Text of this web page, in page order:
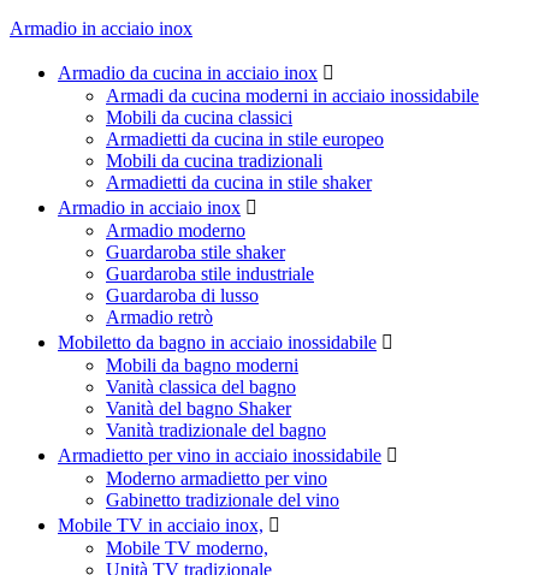
Armadio in acciaio inox
Armadio da cucina in acciaio inox 
Armadi da cucina moderni in acciaio inossidabile
Mobili da cucina classici
Armadietti da cucina in stile europeo
Mobili da cucina tradizionali
Armadietti da cucina in stile shaker
Armadio in acciaio inox 
Armadio moderno
Guardaroba stile shaker
Guardaroba stile industriale
Guardaroba di lusso
Armadio retrò
Mobiletto da bagno in acciaio inossidabile 
Mobili da bagno moderni
Vanità classica del bagno
Vanità del bagno Shaker
Vanità tradizionale del bagno
Armadietto per vino in acciaio inossidabile 
Moderno armadietto per vino
Gabinetto tradizionale del vino
Mobile TV in acciaio inox, 
Mobile TV moderno,
Unità TV tradizionale